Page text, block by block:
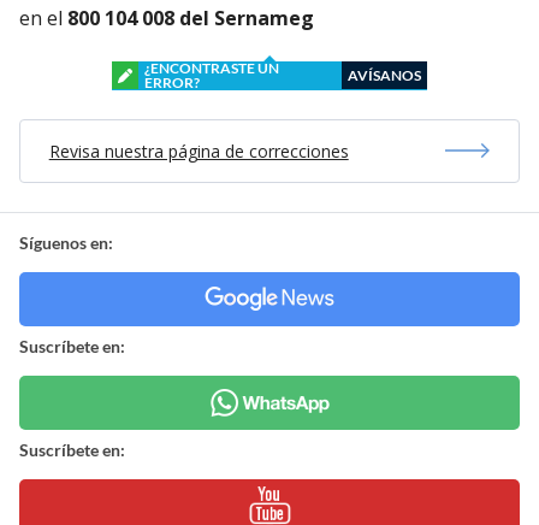
en el 800 104 008 del Sernameg
¿ENCONTRASTE UN
ERROR?
AVÍSANOS
Revisa nuestra página de correcciones
Síguenos en:
Suscríbete en:
Suscríbete en: